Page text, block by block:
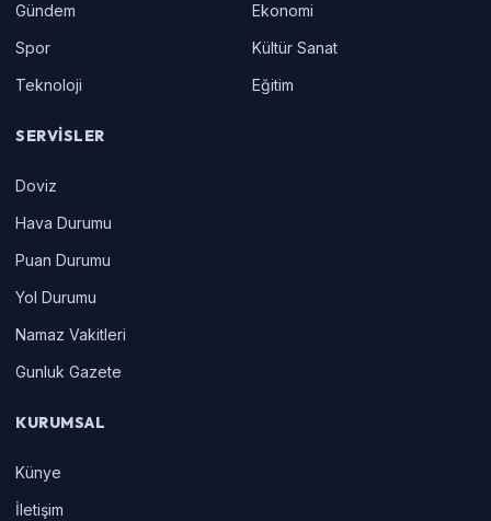
Gündem
Ekonomi
Spor
Kültür Sanat
Teknoloji
Eğitim
SERVISLER
Doviz
Hava Durumu
Puan Durumu
Yol Durumu
Namaz Vakitleri
Gunluk Gazete
KURUMSAL
Künye
İletişim